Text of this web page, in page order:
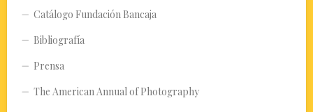
Catálogo Fundación Bancaja
Bibliografía
Prensa
The American Annual of Photography